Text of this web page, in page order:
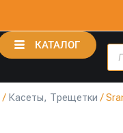
КАТАЛОГ
/ Касеты, Трещетки /